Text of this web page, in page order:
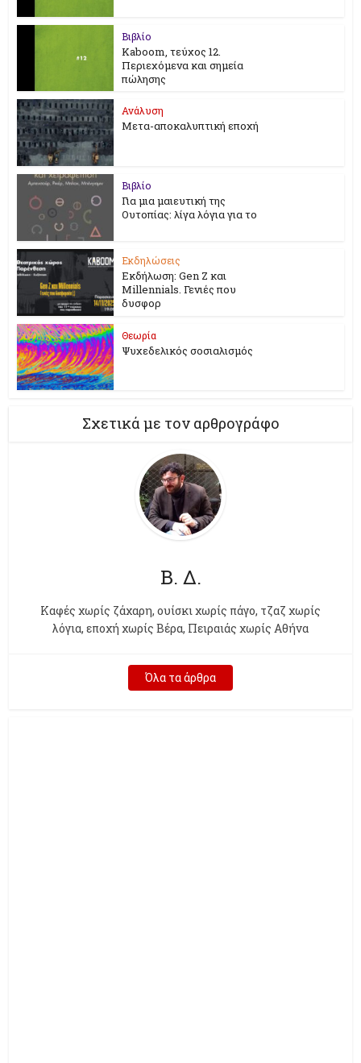
Βιβλίο
Kaboom, τεύχος 12.
Περιεχόμενα και σημεία
πώλησης
Ανάλυση
Μετα-αποκαλυπτική εποχή
Βιβλίο
Για μια μαιευτική της
Ουτοπίας: λίγα λόγια για το
Εκδηλώσεις
Εκδήλωση: Gen Z και
Millennials. Γενιές που
δυσφορ
Θεωρία
Ψυχεδελικός σοσιαλισμός
Σχετικά με τον αρθρογράφο
Β. Δ.
Kαφές χωρίς ζάχαρη, ουίσκι χωρίς πάγο, τζαζ χωρίς
λόγια, εποχή χωρίς Βέρα, Πειραιάς χωρίς Αθήνα
Όλα τα άρθρα